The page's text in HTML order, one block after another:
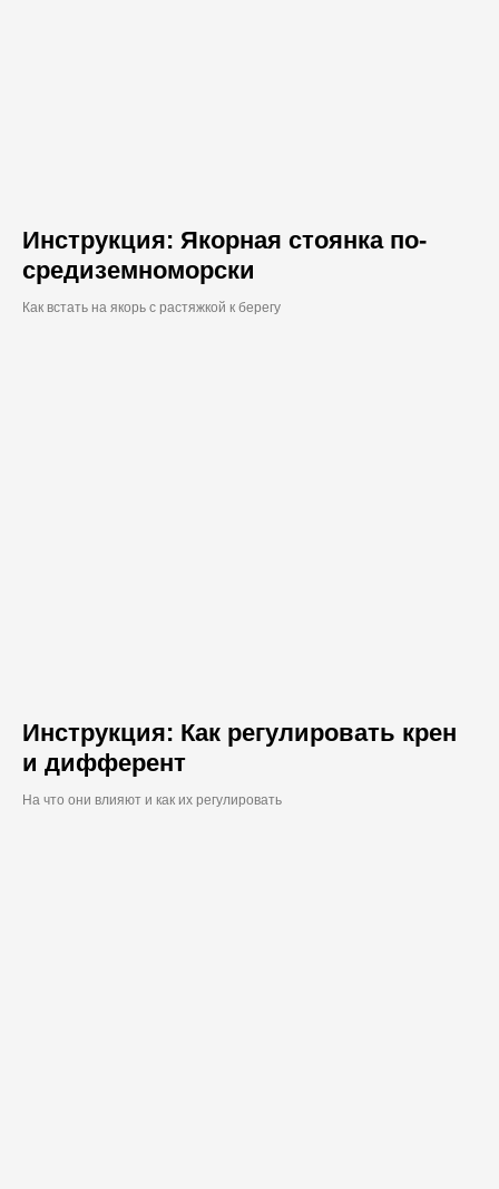
Инструкция: Якорная стоянка по-
средиземноморски
Как встать на якорь с растяжкой к берегу
Инструкция: Как регулировать крен
и дифферент
На что они влияют и как их регулировать